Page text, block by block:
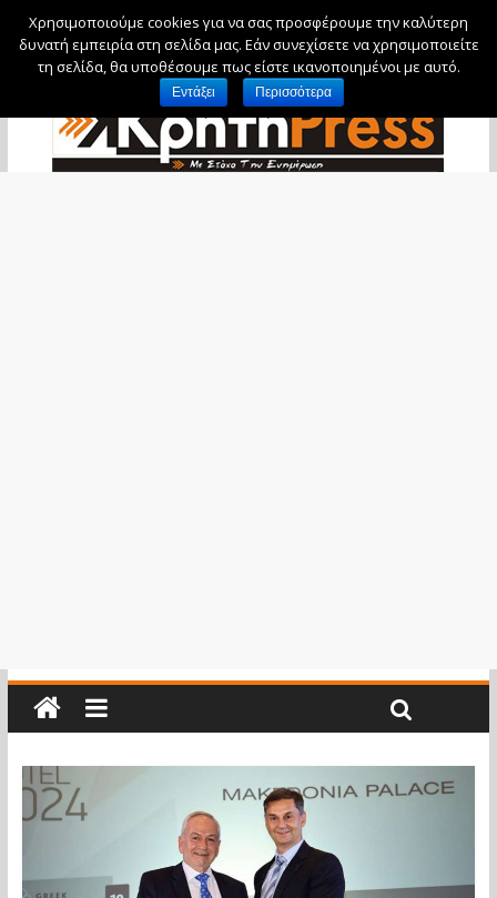
Πέμπτη, 6 Αυγούστου, 2026
Χρησιμοποιούμε cookies για να σας προσφέρουμε την καλύτερη
δυνατή εμπειρία στη σελίδα μας. Εάν συνεχίσετε να χρησιμοποιείτε
τη σελίδα, θα υποθέσουμε πως είστε ικανοποιημένοι με αυτό.
Εντάξει Περισσότερα